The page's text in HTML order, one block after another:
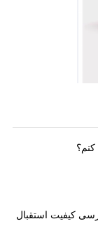
کیفیت استقبال